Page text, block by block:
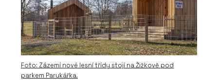
Foto: Zázemí nové lesní třídy stojí na Žižkově pod
parkem Parukářka.